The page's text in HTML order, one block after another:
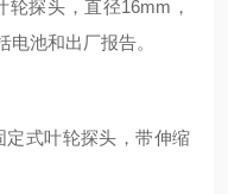
探头，直径16mm，
池和出厂报告。
定式叶轮探头，带伸缩